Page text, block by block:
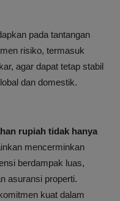
pada tantangan
risiko, termasuk
agar dapat tetap stabil
dan domestik.
rupiah tidak hanya
mencerminkan
berdampak luas,
asuransi properti.
kuat dalam